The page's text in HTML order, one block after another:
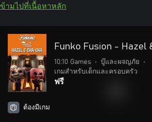
ข้ามไปที่เนื้อหาหลัก
Funko Fusion - Hazel
10:10 Games • บู๊และผจญภัย
•
เกมสำหรับเด็กและครอบครัว
ฟรี
ต้องมีเกม